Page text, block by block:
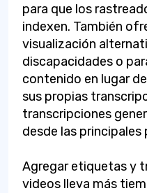
para que los
indexen. También
visualización
discapacidades o
contenido en lugar
sus propias
transcripciones
desde las
Agregar etiquetas y
videos lleva más